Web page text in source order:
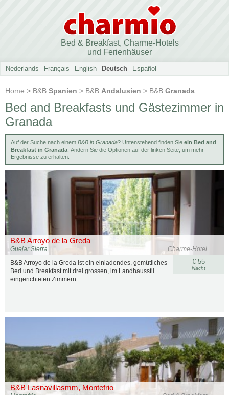
Bed & Breakfast, Charme-Hotels
und Ferienhäuser
Nederlands Français English Deutsch Español
Home > B&B Spanien > B&B Andalusien > B&B Granada
Bed and Breakfasts und Gästezimmer in
Granada
Auf der Suche nach einem B&B in Granada? Untenstehend finden Sie ein Bed and
Breakfast in Granada . Ändern Sie die Optionen auf der linken Seite, um mehr
Ergebnisse zu erhalten.
B&B Arroyo de la Greda
Charme-Hotel
Guejar Sierra
€ 55
Nacht
B&B Arroyo de la Greda ist ein einladendes, gemütliches
Bed und Breakfast mit drei grossen, im Landhausstil
eingerichteten Zimmern.
B&B Lasnavillasmm, Montefrio